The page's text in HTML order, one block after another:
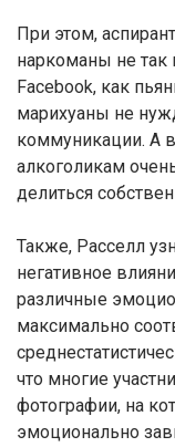
При этом,
наркоманы не
Facebook, как
марихуаны не
коммуникации. А
алкоголикам
делиться
Также, Расселл
негативное
различные
максимально
что многие
фотографии, на
эмоционально